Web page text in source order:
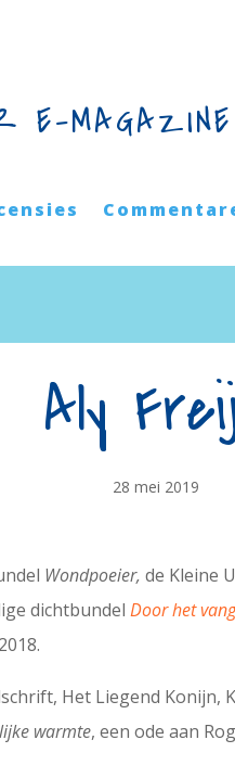
E-MAGAZINE
Aly
28 mei 2019
Wondpoeier,de Kleine
dichtbundelDoor het
Het Liegend Konijn,
warmte, een ode aan